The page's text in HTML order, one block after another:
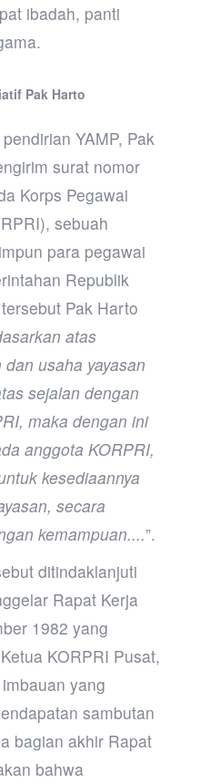
ibadah, panti
Pak Harto
YAMP, Pak
surat nomor
Korps Pegawai
sebuah
para pegawai
Republik
Pak Harto
atas
usaha yayasan
sejalan dengan
maka dengan ini
anggota KORPRI,
kesediaannya
secara
kemampuan....”.
ditindaklanjuti
Rapat Kerja
1982 yang
KORPRI Pusat,
yang
sambutan
bagian akhir Rapat
bahwa